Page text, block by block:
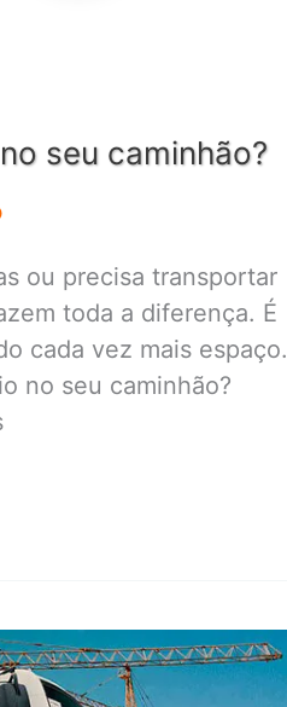
seu caminhão?
ou precisa transportar
toda a diferença. É
cada vez mais espaço.
no seu caminhão?